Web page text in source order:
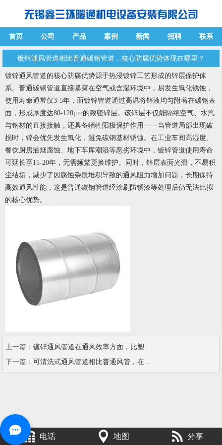
首页 公司 产品 案例 新闻 招聘 联系
镀锌通风管道相比普通碳钢管道，核心防腐优势体现在哪里？
镀锌通风管道的核心防腐优势源于热浸镀锌工艺形成的锌层保护体
系。普通碳钢管道直接暴露在空气或含湿环境中，易发生氧化锈蚀，
使用寿命通常仅3-5年，而镀锌管道通过高温将锌液均匀附着在碳钢表
面，形成厚度达80-120μm的致密锌层。该锌层不仅能隔绝空气、水汽
与钢材的直接接触，还具备牺牲阳极保护作用——当管道局部出现破
损时，锌会优先发生氧化，避免碳钢基材锈蚀。在工业车间高湿度、
餐饮厨房油烟腐蚀、地下车库潮湿等恶劣环境中，镀锌管道使用寿命
可延长至15-20年，无需频繁更换维护。同时，锌层表面光滑，不易积
尘结垢，减少了因腐蚀杂质堆积导致的通风阻力增加问题，长期保持
高效通风性能，这是普通碳钢管道经涂刷防锈漆等处理后仍无法比拟
的核心优势。
上一篇： 镀锌通风管道在通风效率方面，比塑...
下一篇： 可清洗式通风管道相比普通风管，在...
电话 地图 分享